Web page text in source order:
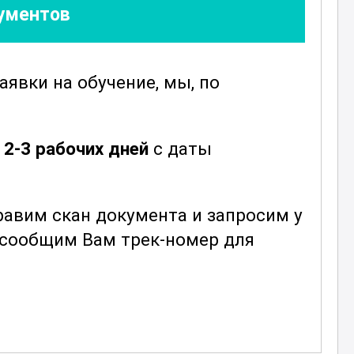
на обучение, мы, по
2-3 рабочих дней с даты
скан документа и запросим у
Вам трек-номер для